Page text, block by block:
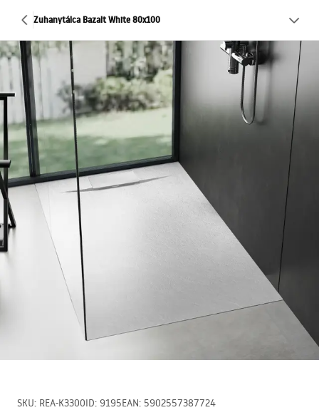
Zuhanytálca Bazalt White 80x100
SKU: REA-K3300ID: 9195EAN: 5902557387724